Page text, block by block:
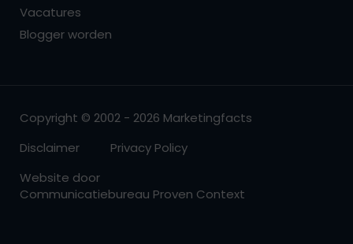
Vacatures
Blogger worden
Copyright © 2002 - 2026 Marketingfacts
Disclaimer
Privacy Policy
Website door
Communicatiebureau Proven Context